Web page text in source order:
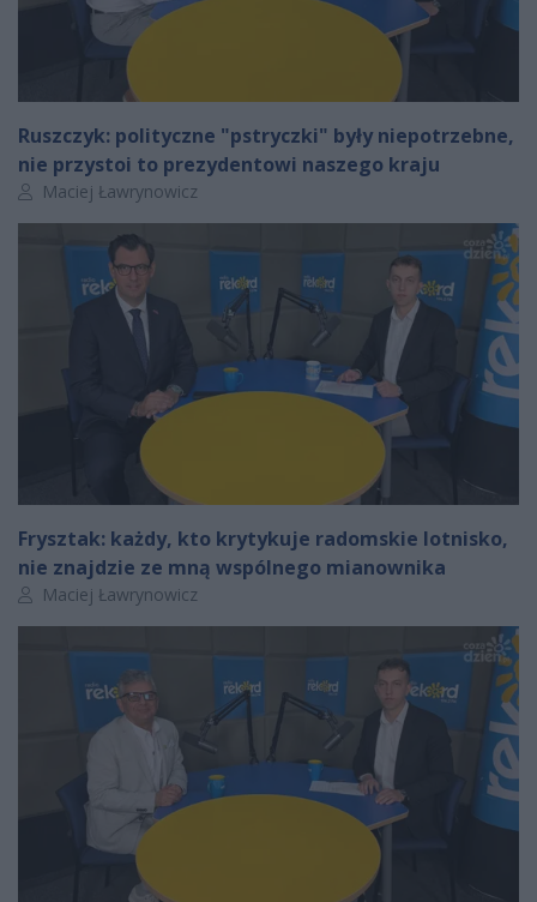
Ruszczyk: polityczne "pstryczki" były niepotrzebne,
nie przystoi to prezydentowi naszego kraju
Autor artykułu:
Maciej Ławrynowicz
Frysztak: każdy, kto krytykuje radomskie lotnisko,
nie znajdzie ze mną wspólnego mianownika
Autor artykułu:
Maciej Ławrynowicz